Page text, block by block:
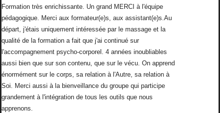
Formation très enrichissante. Un grand MERCI à l'équipe
pédagogique. Merci aux formateur(e)s, aux assistant(e)s.Au
départ, j'étais uniquement intéressée par le massage et la
qualité de la formation a fait que j'ai continué sur
l'accompagnement psycho-corporel. 4 années inoubliables
aussi bien que sur son contenu, que sur le vécu. On apprend
énormément sur le corps, sa relation à l'Autre, sa relation à
Soi. Merci aussi à la bienveillance du groupe qui participe
grandement à l'intégration de tous les outils que nous
apprenons.